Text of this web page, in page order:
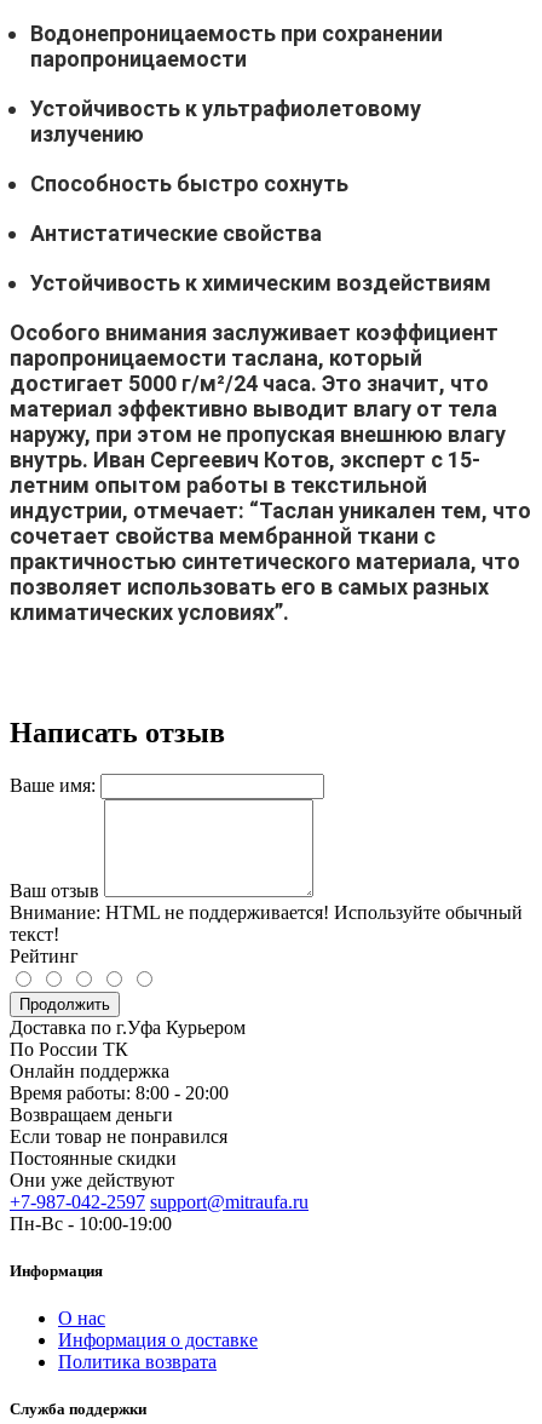
Водонепроницаемость при сохранении
паропроницаемости
Устойчивость к ультрафиолетовому
излучению
Способность быстро сохнуть
Антистатические свойства
Устойчивость к химическим воздействиям
Особого внимания заслуживает коэффициент
паропроницаемости таслана, который
достигает 5000 г/м²/24 часа. Это значит, что
материал эффективно выводит влагу от тела
наружу, при этом не пропуская внешнюю влагу
внутрь. Иван Сергеевич Котов, эксперт с 15-
летним опытом работы в текстильной
индустрии, отмечает: “Таслан уникален тем, что
сочетает свойства мембранной ткани с
практичностью синтетического материала, что
позволяет использовать его в самых разных
климатических условиях”.
Написать отзыв
Ваше имя:
Ваш отзыв
Внимание: HTML не поддерживается! Используйте обычный
текст!
Рейтинг
Продолжить
Доставка по г.Уфа Курьером
По России ТК
Онлайн поддержка
Время работы: 8:00 - 20:00
Возвращаем деньги
Если товар не понравился
Постоянные скидки
Они уже действуют
+7-987-042-2597 support@mitraufa.ru
Пн-Вс - 10:00-19:00
Информация
О нас
Информация о доставке
Политика возврата
Служба поддержки